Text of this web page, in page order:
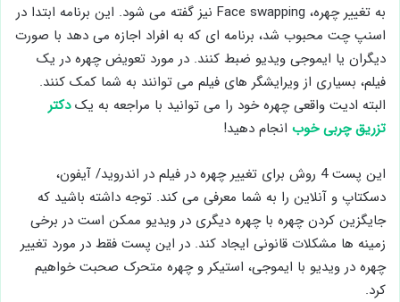
به تغییر چهره، Face swapping نیز گفته می شود. این برنامه ابتدا در
اسنپ چت محبوب شد، برنامه ای که به افراد اجازه می دهد با صورت
دیگران یا ایموجی ویدیو ضبط کنند. در مورد تعویض چهره در یک
فيلم، بسیاری از ویرایشگر های فيلم می توانند به شما کمک کنند.
البته ادیت واقعی چهره خود را می توانید با مراجعه به یکدکتر
تزریق چربی خوب انجام دهید!
این پست 4 روش برای تغییر چهره در فيلم در اندروید/ آیفون،
دسکتاپ و آنلاین را به شما معرفی می کند. توجه داشته باشید كه
جایگزین کردن چهره با چهره دیگری در ویدیو ممکن است در برخی
زمینه ‌ها مشکلات قانونی ایجاد کند. در این پست فقط در مورد تغییر
چهره در ویدیو با ایموجی، استیکر و چهره متحرک صحبت خواهیم
کرد.